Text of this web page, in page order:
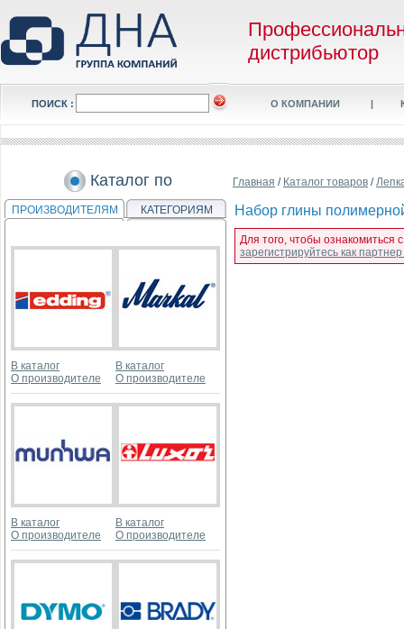
дистрибьютор
ПОИСК : О КОМПАНИИ |
Каталог по
ПРОИЗВОДИТЕЛЯМ КАТЕГОРИЯМ
В каталог
О производителе
В каталог
О производителе
В каталог
О производителе
В каталог
О производителе
Главная / Каталог товаров /
Набор глины
Для того, чтобы ознакомиться
зарегистрируйтесь как